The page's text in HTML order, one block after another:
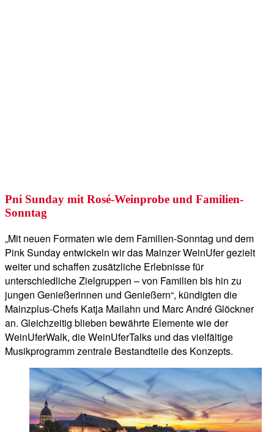
Pni Sunday mit Rosé-Weinprobe und Familien-
Sonntag
„Mit neuen Formaten wie dem Familien-Sonntag und dem
Pink Sunday entwickeln wir das Mainzer WeinUfer gezielt
weiter und schaffen zusätzliche Erlebnisse für
unterschiedliche Zielgruppen – von Familien bis hin zu
jungen Genießerinnen und Genießern“, kündigten die
Mainzplus-Chefs Katja Mailahn und Marc André Glöckner
an. Gleichzeitig blieben bewährte Elemente wie der
WeinUferWalk, die WeinUferTalks und das vielfältige
Musikprogramm zentrale Bestandteile des Konzepts.